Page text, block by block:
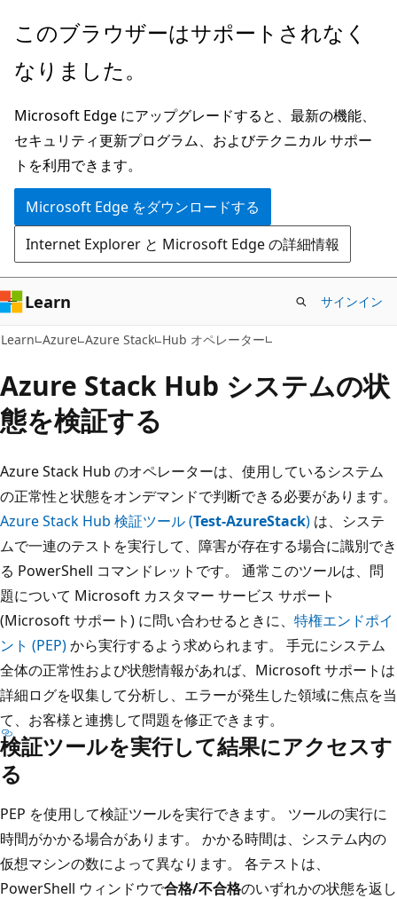
メ
ン
ン
テ
ン
ツ
に
ス
キ
ッ
プ
このブラウザーはサポートされなく
なりました。
Microsoft Edge にアップグレードすると、最新の機能、
セキュリティ更新プログラム、およびテクニカル サポー
トを利用できます。
Microsoft Edge をダウンロードする
Internet Explorer と Microsoft Edge の詳細情報
Learn サインイン
Learn Azure Azure Stack Hub オペレーター
Azure Stack Hub システムの状
態を検証する
Azure Stack Hub のオペレーターは、使用しているシステム
の正常性と状態をオンデマンドで判断できる必要があります。
Azure Stack Hub 検証ツール (Test-AzureStack) は、システ
ムで一連のテストを実行して、障害が存在する場合に識別でき
る PowerShell コマンドレットです。 通常このツールは、問
題について Microsoft カスタマー サービス サポート
(Microsoft サポート) に問い合わせるときに、 特権エンドポイ
ント (PEP)から実行するよう求められます。 手元にシステム
全体の正常性および状態情報があれば、Microsoft サポートは
詳細ログを収集して分析し、エラーが発生した領域に焦点を当
て、お客様と連携して問題を修正できます。
検証ツールを実行して結果にアクセスす
る
PEP を使用して検証ツールを実行できます。 ツールの実行に
時間がかかる場合があります。 かかる時間は、システム内の
仮想マシンの数によって異なります。 各テストは、
PowerShell ウィンドウで合格/不合格のいずれかの状態を返し